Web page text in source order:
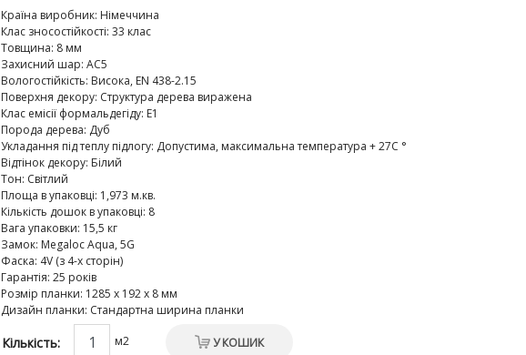
Країна виробник: Німеччина
Клас зносостійкості: 33 клас
Товщина: 8 мм
Захисний шар: AC5
Вологостійкість: Висока, EN 438-2.15
Поверхня декору: Структура дерева виражена
Клас емісії формальдегіду: E1
Порода дерева: Дуб
Укладання під теплу підлогу: Допустима, максимальна температура + 27C °
Відтінок декору: Білий
Тон: Світлий
Площа в упаковці: 1,973 м.кв.
Кількість дошок в упаковці: 8
Вага упаковки: 15,5 кг
Замок: Megaloc Aqua, 5G
Фаска: 4V (з 4-х сторін)
Гарантія: 25 років
Розмір планки: 1285 х 192 х 8 мм
Дизайн планки: Стандартна ширина планки
Кількість: м2 У КОШИК